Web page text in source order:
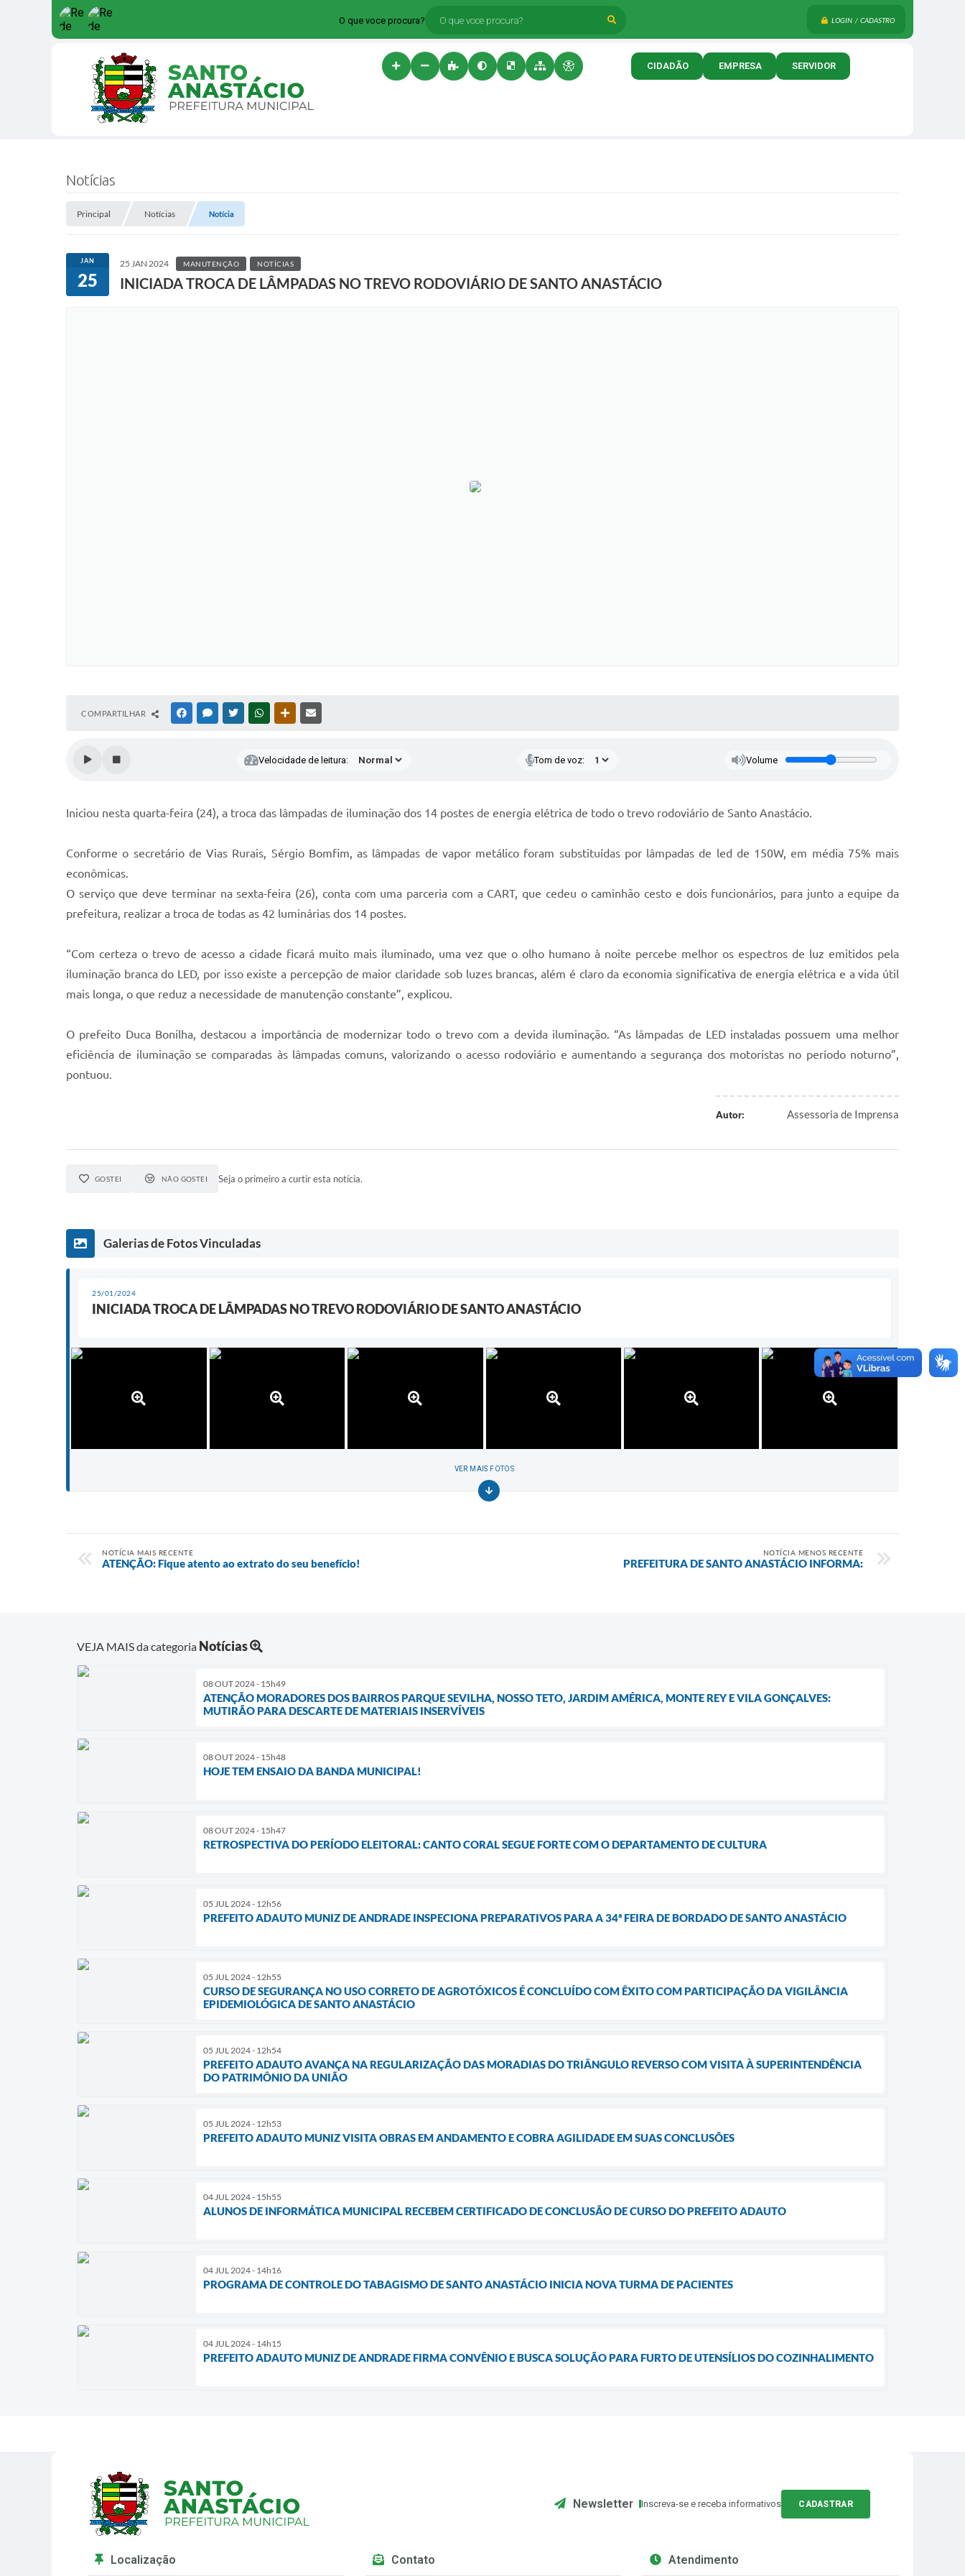
LOGIN / CADASTRO
O que voce procura?
CIDADÃO EMPRESA SERVIDOR
Notícias
Principal Notícias Notícia
JAN
25
25 JAN 2024 MANUTENÇÃO NOTÍCIAS
INICIADA TROCA DE LÂMPADAS NO TREVO RODOVIÁRIO DE SANTO ANASTÁCIO
COMPARTILHAR FACEBOOKMESSENGER
TWITTERWHATSAPPOUTRAS MÍDIAS
Velocidade de leitura: Tom de voz: Volume
Iniciou nesta quarta-feira (24), a troca das lâmpadas de iluminação dos 14 postes de energia elétrica de todo o trevo rodoviário de Santo Anastácio.
Conforme o secretário de Vias Rurais, Sérgio Bomfim, as lâmpadas de vapor metálico foram substituídas por lâmpadas de led de 150W, em média 75% mais
econômicas.
O serviço que deve terminar na sexta-feira (26), conta com uma parceria com a CART, que cedeu o caminhão cesto e dois funcionários, para junto a equipe da
prefeitura, realizar a troca de todas as 42 luminárias dos 14 postes.
“Com certeza o trevo de acesso a cidade ficará muito mais iluminado, uma vez que o olho humano à noite percebe melhor os espectros de luz emitidos pela
iluminação branca do LED, por isso existe a percepção de maior claridade sob luzes brancas, além é claro da economia significativa de energia elétrica e a vida útil
mais longa, o que reduz a necessidade de manutenção constante”, explicou.
O prefeito Duca Bonilha, destacou a importância de modernizar todo o trevo com a devida iluminação. “As lâmpadas de LED instaladas possuem uma melhor
eficiência de iluminação se comparadas às lâmpadas comuns, valorizando o acesso rodoviário e aumentando a segurança dos motoristas no período noturno”,
pontuou.
Autor: Assessoria de Imprensa
GOSTEI NÃO GOSTEI Seja o primeiro a curtir esta notícia.
Galerias de Fotos Vinculadas
25/01/2024
INICIADA TROCA DE LÂMPADAS NO TREVO RODOVIÁRIO DE SANTO ANASTÁCIO
VER MAIS FOTOS
NOTÍCIA MAIS RECENTE
ATENÇÃO: Fique atento ao extrato do seu benefício!
NOTÍCIA MENOS RECENTE
PREFEITURA DE SANTO ANASTÁCIO INFORMA:
VEJA MAIS da categoria Notícias
08 OUT 2024 - 15h49
ATENÇÃO MORADORES DOS BAIRROS PARQUE SEVILHA, NOSSO TETO, JARDIM AMÉRICA, MONTE REY E VILA GONÇALVES:
MUTIRÃO PARA DESCARTE DE MATERIAIS INSERVÍVEIS
08 OUT 2024 - 15h48
HOJE TEM ENSAIO DA BANDA MUNICIPAL!
08 OUT 2024 - 15h47
RETROSPECTIVA DO PERÍODO ELEITORAL: CANTO CORAL SEGUE FORTE COM O DEPARTAMENTO DE CULTURA
05 JUL 2024 - 12h56
PREFEITO ADAUTO MUNIZ DE ANDRADE INSPECIONA PREPARATIVOS PARA A 34ª FEIRA DE BORDADO DE SANTO ANASTÁCIO
05 JUL 2024 - 12h55
CURSO DE SEGURANÇA NO USO CORRETO DE AGROTÓXICOS É CONCLUÍDO COM ÊXITO COM PARTICIPAÇÃO DA VIGILÂNCIA
EPIDEMIOLÓGICA DE SANTO ANASTÁCIO
05 JUL 2024 - 12h54
PREFEITO ADAUTO AVANÇA NA REGULARIZAÇÃO DAS MORADIAS DO TRIÂNGULO REVERSO COM VISITA À SUPERINTENDÊNCIA
DO PATRIMÔNIO DA UNIÃO
05 JUL 2024 - 12h53
PREFEITO ADAUTO MUNIZ VISITA OBRAS EM ANDAMENTO E COBRA AGILIDADE EM SUAS CONCLUSÕES
04 JUL 2024 - 15h55
ALUNOS DE INFORMÁTICA MUNICIPAL RECEBEM CERTIFICADO DE CONCLUSÃO DE CURSO DO PREFEITO ADAUTO
04 JUL 2024 - 14h16
PROGRAMA DE CONTROLE DO TABAGISMO DE SANTO ANASTÁCIO INICIA NOVA TURMA DE PACIENTES
04 JUL 2024 - 14h15
PREFEITO ADAUTO MUNIZ DE ANDRADE FIRMA CONVÊNIO E BUSCA SOLUÇÃO PARA FURTO DE UTENSÍLIOS DO COZINHALIMENTO
Localização Contato Atendimento
Newsletter Inscreva-se e receba informativos CADASTRAR